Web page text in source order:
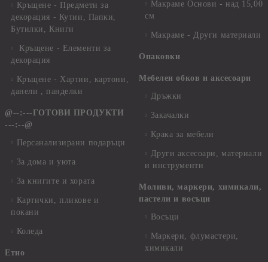
Кръщене - Предмети за
декорация - Кутии, Папки,
Бутилки, Книги
Кръщене - Елементи за
декорация
Кръщене - Хартии, картони,
данели , панделки
@--:---ГОТОВИ ПРОДУКТИ
---:--@
Персанализирани подаръци
За дома и уюта
За книгите и хората
Картички, пликове и
покани
Коледа
Етно
Макраме Основи - над 15,00
см
Макраме - Други материали
Опаковки
Мебелен обков и аксесоари
Дръжки
Закачалки
Крака за мебели
Други аксесоари, материали
и инструменти
Моливи, маркери, химикали,
пастели и восъци
Восъци
Маркери, флумастери,
химикали